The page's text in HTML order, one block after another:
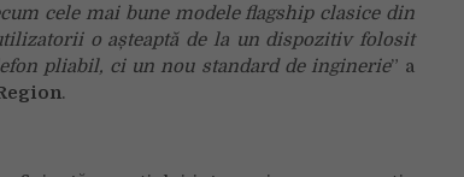
cele mai bune modele flagship clasice din
o așteaptă de la un dispozitiv folosit
pliabil, ci un nou standard de inginerie” a
.